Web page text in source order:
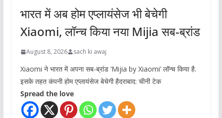
भारत में अब होम एप्लायंसेज भी बेचेगी
Xiaomi, लॉन्च किया नया Mijia सब-ब्रांड
August 8, 2026 sach ki awaj
Xiaomi ने भारत में अपना सब-ब्रांड ‘Mijia by Xiaomi’ लॉन्च किया है.
इसके तहत कंपनी होम एप्लायंसेज बेचेगी हैदराबाद: चीनी टेक
Spread the love